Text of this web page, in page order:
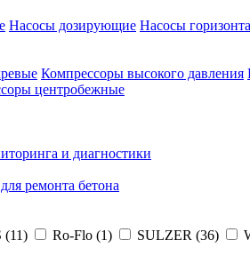
Насосы дозирующие Насосы
Компрессоры высокого давления
центробежные
и диагностики
ремонта бетона
(11) Ro-Flo (1) SULZER (36)